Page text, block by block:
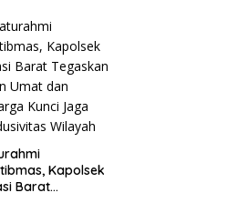
Dugaan
Kapolsek
Barat